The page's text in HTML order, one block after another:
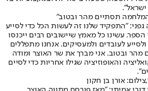
ישראל".
תסתיים מהר ובטוב"
"התפקיד שלנו זה לעשות הכל כדי לסייע
עשינו כל מאמץ שיישובים רבים ייכנסו
לעובדים ולמעסיקים. אנחנו מתפללים
ובטוב. אני מברך את שר האוצר ומודה
והאופוזיציה שגילו אחריות כדי לסיים
אורן בן חקון